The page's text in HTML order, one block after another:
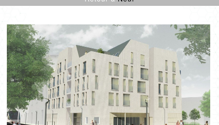
CULTURE SPORT
ENFANCE
LOGEMENTS
ENR
NEUF
PROJETS CERTIFIÉS
RÉNOVATION
SANTÉ